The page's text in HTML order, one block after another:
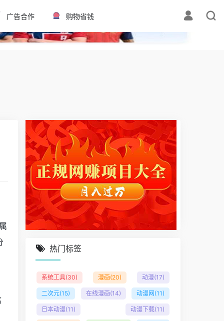
✕
广告合作 购物省钱
热门标签
系统工具(30) 漫画(20) 动漫(17)
二次元(15) 在线漫画(14) 动漫网 (11)
日本动漫(11) 动漫下载(11)